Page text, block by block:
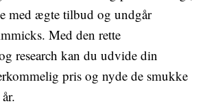
med ægte tilbud og undgår
Med den rette
research kan du udvide din
pris og nyde de smukke